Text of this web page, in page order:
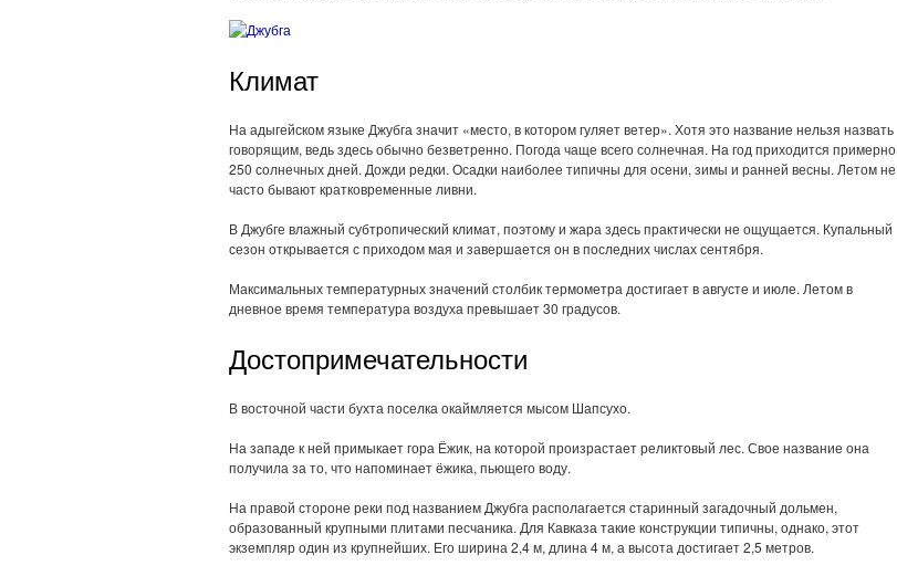
Климат
На адыгейском языке Джубга значит «место, в котором гуляет ветер». Хотя это название нельзя назвать
говорящим, ведь здесь обычно безветренно. Погода чаще всего солнечная. На год приходится примерно
250 солнечных дней. Дожди редки. Осадки наиболее типичны для осени, зимы и ранней весны. Летом не
часто бывают кратковременные ливни.
В Джубге влажный субтропический климат, поэтому и жара здесь практически не ощущается. Купальный
сезон открывается с приходом мая и завершается он в последних числах сентября.
Максимальных температурных значений столбик термометра достигает в августе и июле. Летом в
дневное время температура воздуха превышает 30 градусов.
Достопримечательности
В восточной части бухта поселка окаймляется мысом Шапсухо.
На западе к ней примыкает гора Ёжик, на которой произрастает реликтовый лес. Свое название она
получила за то, что напоминает ёжика, пьющего воду.
На правой стороне реки под названием Джубга располагается старинный загадочный дольмен,
образованный крупными плитами песчаника. Для Кавказа такие конструкции типичны, однако, этот
экземпляр один из крупнейших. Его ширина 2,4 м, длина 4 м, а высота достигает 2,5 метров.